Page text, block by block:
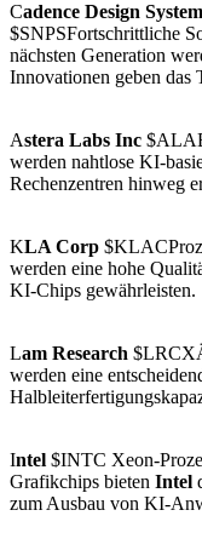
Cadence Design
$SNPSFortschrittliche
nächsten Generation
Innovationen geben
Astera Labs Inc
werden nahtlose KI-
Rechenzentren hinweg
KLA Corp
werden eine hohe
KI-Chips gewährleisten.
Lam Research
werden eine
Intel $INTC Xeon-
Grafikchips bieten Intel
zum Ausbau von KI-